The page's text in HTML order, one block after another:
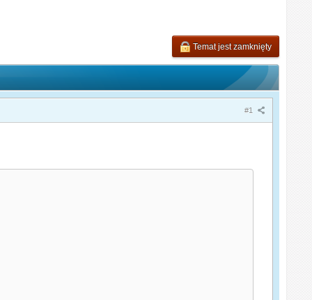
Temat jest zamknięty
#1